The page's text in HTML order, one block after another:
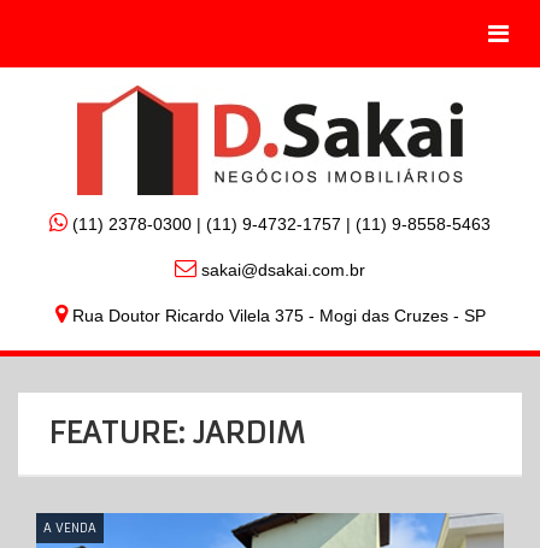
(11) 2378-0300 | (11) 9-4732-1757 | (11) 9-8558-5463
sakai@dsakai.com.br
Rua Doutor Ricardo Vilela 375 - Mogi das Cruzes - SP
FEATURE: JARDIM
A VENDA